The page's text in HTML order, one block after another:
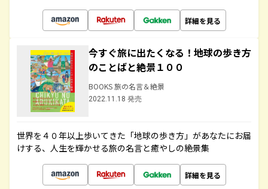
詳細を見る
今すぐ旅に出たくなる！地球の歩き方
のことばと絶景１００
BOOKS 旅の名言＆絶景
2022.11.18 発売
世界を４０年以上歩いてきた「地球の歩き方」があなたにお届
けする、人生を輝かせる旅の名言と癒やしの絶景集
詳細を見る